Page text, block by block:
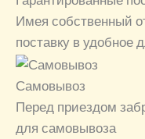
Имея собственный
поставку в удобное
Самовывоз
Перед приездом
для самовывоза